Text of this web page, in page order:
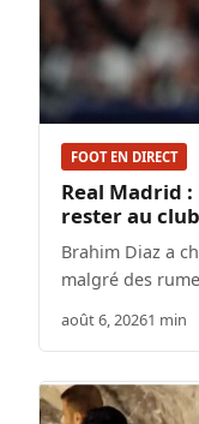
FOOT EN DIRECT
Real Madrid
rester au club
Brahim Diaz a
malgré des
août 6, 20261 min